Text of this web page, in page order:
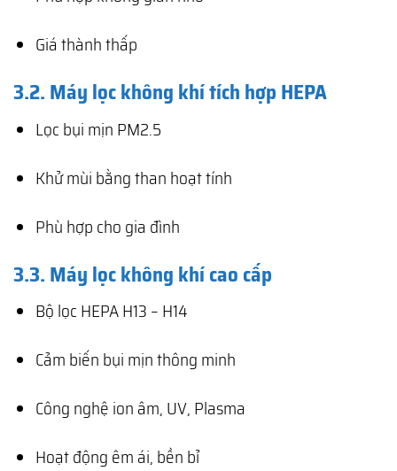
Giá thành thấp
3.2. Máy lọc không khí tích hợp HEPA
Lọc bụi mịn PM2.5
Khử mùi bằng than hoạt tính
Phù hợp cho gia đình
3.3. Máy lọc không khí cao cấp
Bộ lọc HEPA H13 – H14
Cảm biến bụi mịn thông minh
Công nghệ ion âm, UV, Plasma
Hoạt động êm ái, bền bỉ